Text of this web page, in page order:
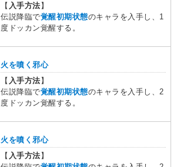
【 入手方法】
伝説降臨で覚醒初期状態のキャラを入手し、1
度ドッカン覚醒する。
火を噴く邪心
【 入手方法】
伝説降臨で覚醒初期状態のキャラを入手し、2
度ドッカン覚醒する。
火を噴く邪心
【 入手方法】